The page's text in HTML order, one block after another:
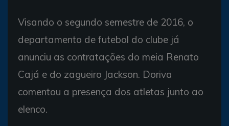
Visando o segundo semestre de 2016, o
departamento de futebol do clube já
anunciu as contratações do meia Renato
Cajá e do zagueiro Jackson. Doriva
comentou a presença dos atletas junto ao
elenco.